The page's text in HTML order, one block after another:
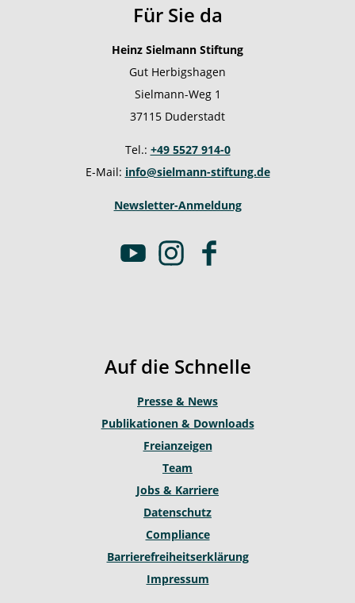
Für Sie da
Heinz Sielmann Stiftung
Gut Herbigshagen
Sielmann-Weg 1
37115 Duderstadt
Tel.: +49 5527 914-0
E-Mail: info@sielmann-stiftung.de
Newsletter-Anmeldung
Y
e
I
n
r
a
m
F
o
o
k
Auf die Schnelle
Presse & News
Publikationen & Downloads
Freianzeigen
Team
Jobs & Karriere
Datenschutz
Compliance
Barrierefreiheitserklärung
Impressum